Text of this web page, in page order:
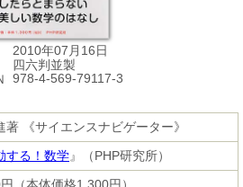
2010年07月16日
四六判並製
978-4-569-79117-3
著 《サイエンスナビゲーター》
する！数学』（PHP研究所）
（本体価格1,300円）